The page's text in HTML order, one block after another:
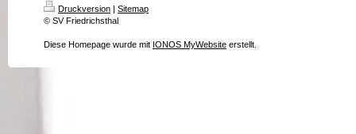
Druckversion | Sitemap
© SV Friedrichsthal
Diese Homepage wurde mit IONOS MyWebsite erstellt.